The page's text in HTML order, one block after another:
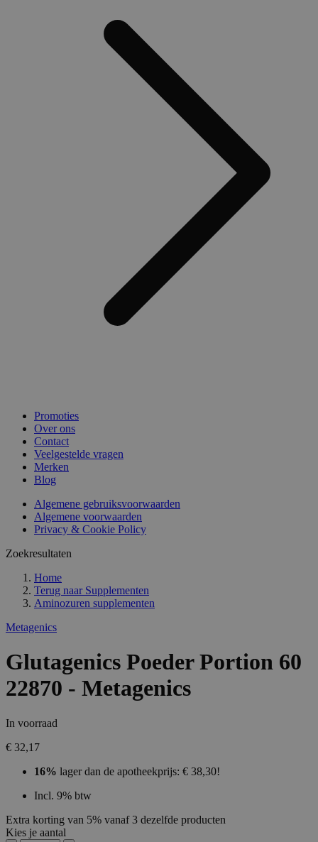
Promoties
Over ons
Contact
Veelgestelde vragen
Merken
Blog
Algemene gebruiksvoorwaarden
Algemene voorwaarden
Privacy & Cookie Policy
Zoekresultaten
Home
Terug naar Supplementen
Aminozuren supplementen
Metagenics
Glutagenics Poeder Portion 60
22870 - Metagenics
In voorraad
€ 32,17
16% lager dan de apotheekprijs: € 38,30!
Incl. 9% btw
Extra korting van 5% vanaf 3 dezelfde producten
Kies je aantal